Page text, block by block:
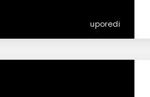
uporedi